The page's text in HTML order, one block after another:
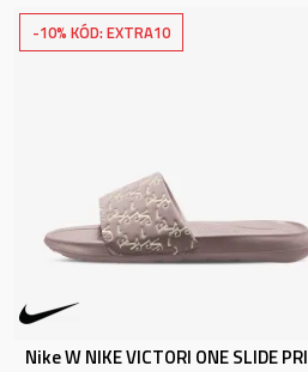
-10% KÓD: EXTRA10
Nike W NIKE VICTORI ONE SLIDE